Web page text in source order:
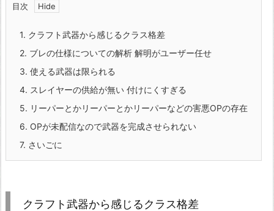
目次
1. クラフト武器から感じるクラス格差
2. ブレの仕様についての解析 解明がユーザー任せ
3. 使える武器は限られる
4. スレイヤーの供給が無い 付けにくすぎる
5. リーパーとかリーパーとかリーパーなどの害悪OPの存在
6. OPが未配信なので武器を完成させられない
7. さいごに
クラフト武器から感じるクラス格差